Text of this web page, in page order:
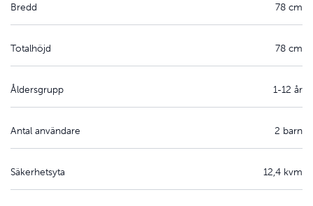
Bredd 78 cm
Totalhöjd 78 cm
Åldersgrupp 1-12 år
Antal användare 2 barn
Säkerhetsyta 12,4 kvm